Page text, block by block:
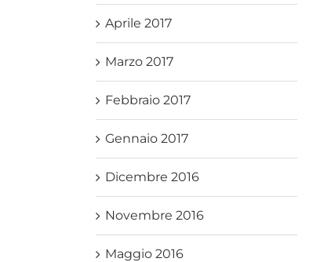
Aprile 2017
Marzo 2017
Febbraio 2017
Gennaio 2017
Dicembre 2016
Novembre 2016
Maggio 2016